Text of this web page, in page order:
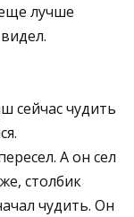
лучше
сейчас чудить
А он сел
столбик
чудить. Он